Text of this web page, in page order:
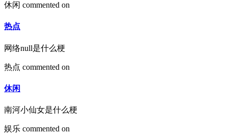
休闲 commented on
热点
网络null是什么梗
热点 commented on
休闲
南河小仙女是什么梗
娱乐 commented on